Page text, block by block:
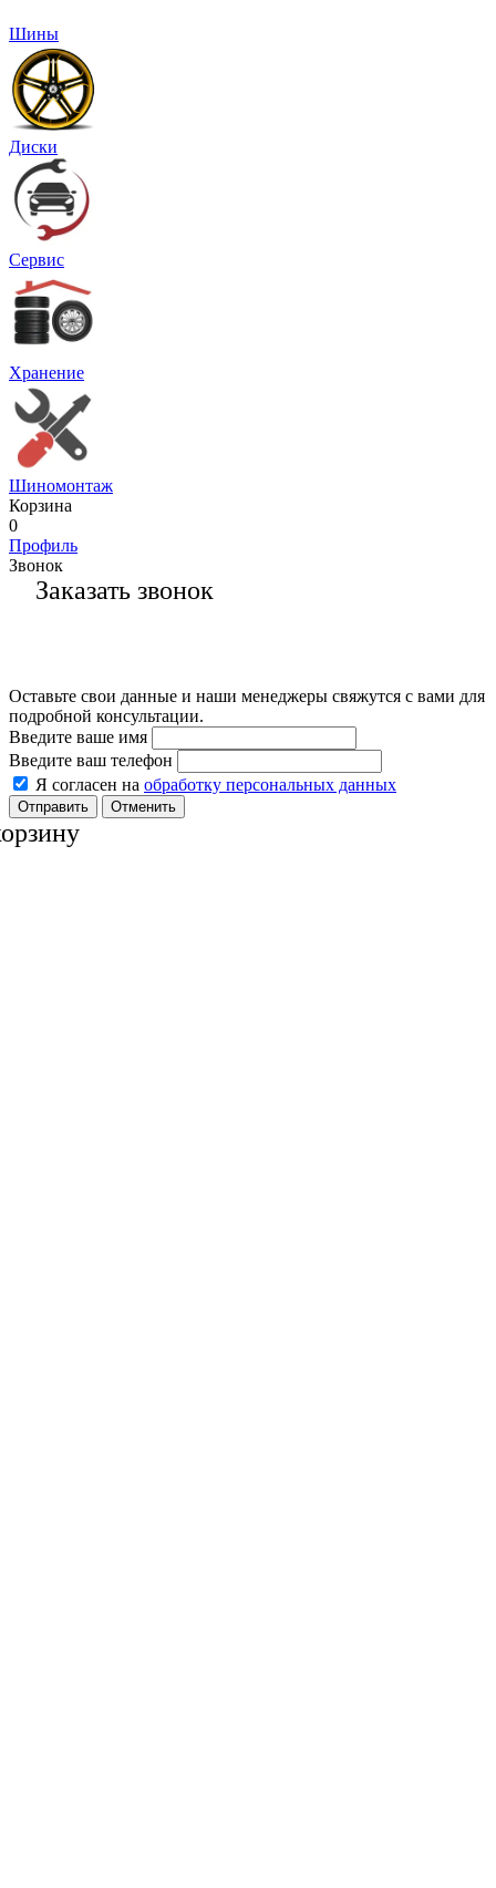
Шины
Диски
Сервис
Хранение
Шиномонтаж
Корзина
0
Профиль
Звонок
Заказать звонок
Оставьте свои данные и наши менеджеры свяжутся с вами для
подробной консультации.
Введите ваше имя
Введите ваш телефон
Я согласен на обработку персональных данных
Отменить